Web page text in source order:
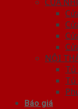
NỘI
Tủ
Tủ
Báo giá